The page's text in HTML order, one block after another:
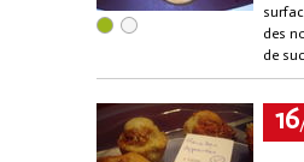
des
de
16